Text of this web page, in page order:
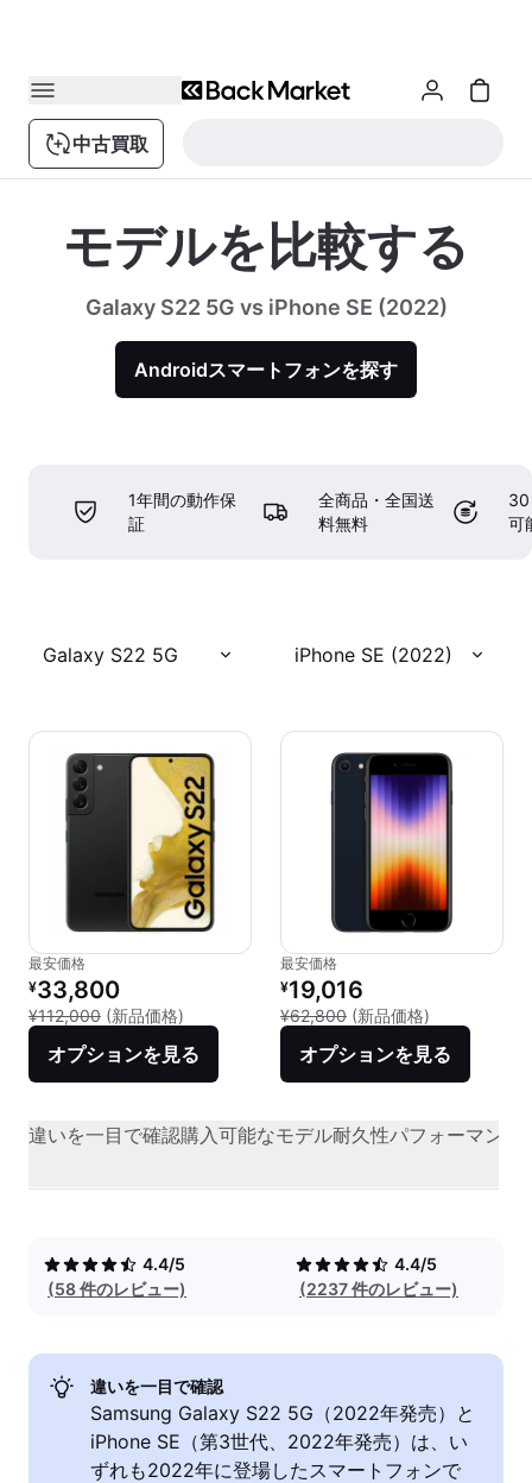
中古買取
モデルを比較する
Galaxy S22 5G vs iPhone SE (2022)
Androidスマートフォンを探す
1年間の動作保
証
全商品・全国送
料無料
30
可
Galaxy S22 5G iPhone SE (2022)
最安価格
リファービッシュ品の価格：
¥33,800
¥112,000 (新品価格) 新品との比較：¥112,000
オプションを見る
最安価格
リファービッシュ品の価格：
¥19,016
¥62,800 (新品価格)
オプションを見る
違いを一目で確認購入可能なモデル耐久性パフォーマンス
4.4/5
(58 件のレビュー)
4.4/5
(2237 件のレビュー)
違いを一目で確認
Samsung Galaxy S22 5G（2022年発売）と
iPhone SE（第3世代、2022年発売）は、い
ずれも2022年に登場したスマートフォンで